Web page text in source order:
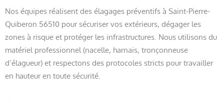
Nos équipes réalisent des élagages préventifs à Saint-Pierre-
Quiberon 56510 pour sécuriser vos extérieurs, dégager les
zones à risque et protéger les infrastructures. Nous utilisons du
matériel professionnel (nacelle, harnais, tronçonneuse
d’élagueur) et respectons des protocoles stricts pour travailler
en hauteur en toute sécurité.